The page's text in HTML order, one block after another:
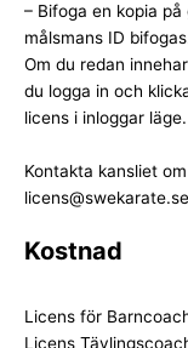
– Bifoga en kopia
målsmans ID
Om du redan
du logga in och
licens i inloggar läge.
Kontakta kansliet
licens@swekarate.se
Kostnad
Licens för
Licens